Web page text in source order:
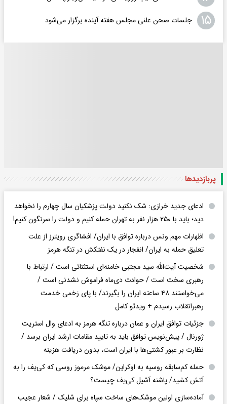
۱۵ جلسات صحن علنی مجلس هفته آینده برگزار می‌شود
پربازدید‌ها
ادعای جدید خرازی: شک نکنید دولت پزشکیان سال چهارم را نخواهد
دید؛ باید با ۲۵۰ هزار نفر به تهران حمله کنیم و دولت را سرنگون کنیم!
اظهارات مهم ونس درباره توافق با ایران/ افشاگری رویترز از علت
تعلیق حمله به ایران/ انفجار در یک نفتکش در تنگه هرمز
شخصیت آیت‌الله سید مجتبی خامنه‌ای استثنائی است / ارتباط با
رهبری سخت است / حوادث دی‌ماه فراموش نشدنی است /
می‌خواستند ۴۸ ساعته ایران را بگیرند/ با پای زخمی خدمت
رهبرانقلاب رسیدم + ویدئو کامل
جزئیات توافق ایران و عمان درباره تنگه هرمز به ادعای وال استریت
ژورنال / پیش‌نویس توافق باید به تایید مقامات ارشد ایران برسد /
نظارت بر عبور کشتی‌ها با ایران است، بدون دریافت هزینه
حمله کم‌سابقه روسیه به اوکراین/ موشک مرموز روسی که کی‌یف را به
آتش کشید/ پاشنه آشیل کی‌یف چیست؟
آماده‌سازی اولین موشک‌های ساخت سپاه برای شلیک / شعار عجیب